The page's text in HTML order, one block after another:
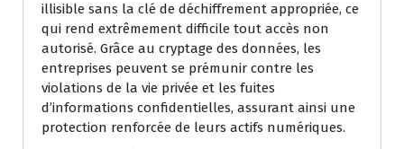
illisible sans la clé de déchiffrement appropriée, ce
qui rend extrêmement difficile tout accès non
autorisé. Grâce au cryptage des données, les
entreprises peuvent se prémunir contre les
violations de la vie privée et les fuites
d’informations confidentielles, assurant ainsi une
protection renforcée de leurs actifs numériques.